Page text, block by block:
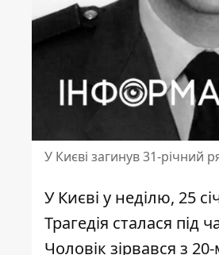
У Києві загинув 31-річний
У Києві у неділю, 25
Трагедія сталася під
Чоловік зірвався з